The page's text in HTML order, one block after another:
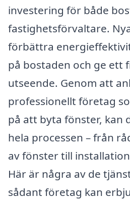
investering för både
fastighetsförvaltare.
förbättra
på bostaden och ge ett
utseende. Genom att
professionellt företag
på att byta fönster, kan
hela processen – från
av fönster till
Här är några av de
sådant företag kan